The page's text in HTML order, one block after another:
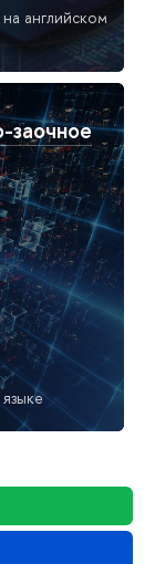
английском
заочное